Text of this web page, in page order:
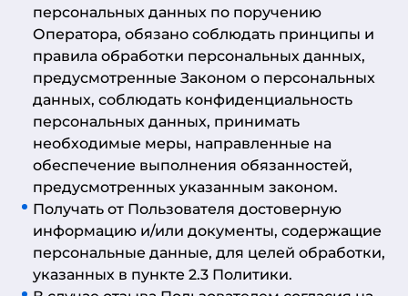
персональных данных по поручению
Оператора, обязано соблюдать принципы и
правила обработки персональных данных,
предусмотренные Законом о персональных
данных, соблюдать конфиденциальность
персональных данных, принимать
необходимые меры, направленные на
обеспечение выполнения обязанностей,
предусмотренных указанным законом.
Получать от Пользователя достоверную
информацию и/или документы, содержащие
персональные данные, для целей обработки,
указанных в пункте 2.3 Политики.